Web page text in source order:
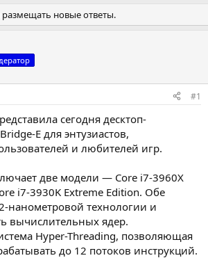
размещать новые ответы.
#1
сегодня десктоп-
E для энтузиастов,
и любителей игр.
две модели — Core i7-3960X
i7-3930K Extreme Edition. Обе
нанометровой технологии и
вычислительных ядер.
Hyper-Threading, позволяющая
до 12 потоков инструкций.